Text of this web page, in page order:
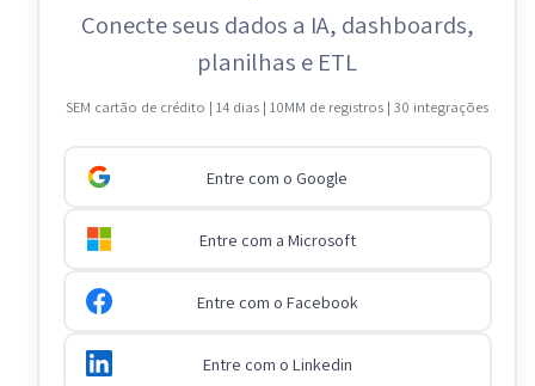
Conecte seus dados a IA, dashboards,
planilhas e ETL
SEM cartão de crédito | 14 dias | 10MM de registros | 30 integrações
Entre com o Google
Entre com a Microsoft
Entre com o Facebook
Entre com o Linkedin